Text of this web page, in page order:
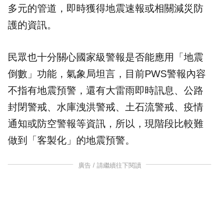
多元的管道，即時獲得地震速報或相關減災防
護的資訊。
民眾也十分關心國家級警報是否能應用「地震
倒數」功能，氣象局坦言，目前PWS警報內容
不指有地震預警，還有大雷雨即時訊息、公路
封閉警戒、水庫洩洪警戒、土石流警戒、疫情
通知或防空警報等資訊，所以，現階段比較難
做到「客製化」的地震預警。
廣告 / 請繼續往下閱讀